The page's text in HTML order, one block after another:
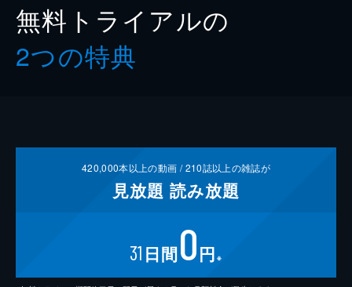
無料トライアルの
2つの特典
420,000本以上の動画 /210誌以上の雑誌が
見放題 読み放題
31 日間0円 ※